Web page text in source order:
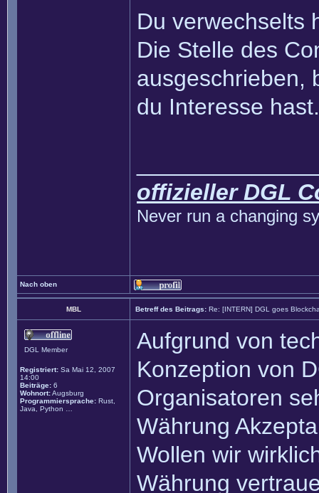
Du verwechselts
Die Stelle des
ausgeschrieben,
du Interesse hast.
offizieller DGL
Never run a changing
Nach oben
MBL Betreff des Beitrags: Re: [INTERN] DGL goes
DGL Member
Registriert: Sa Mai 12, 2007
14:00
Beiträge: 6
Wohnort:Augsburg
Programmiersprache: Rust,
Java, Python …
Aufgrund von
Konzeption von
Organisatoren
Währung
Wollen wir
Währung